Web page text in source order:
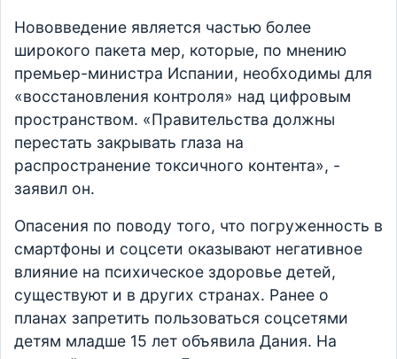
Нововведение является частью более
широкого пакета мер, которые, по мнению
премьер-министра Испании, необходимы для
«восстановления контроля» над цифровым
пространством. «Правительства должны
перестать закрывать глаза на
распространение токсичного контента», -
заявил он.
Опасения по поводу того, что погруженность в
смартфоны и соцсети оказывают негативное
влияние на психическое здоровье детей,
существуют и в других странах. Ранее о
планах запретить пользоваться соцсетями
детям младше 15 лет объявила Дания. На